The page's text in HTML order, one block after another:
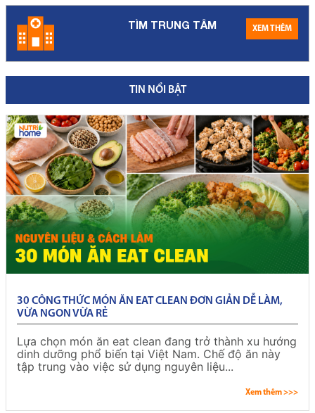
TÌM TRUNG TÂM XEM THÊM
TIN NỔI BẬT
30 CÔNG THỨC MÓN ĂN EAT CLEAN ĐƠN GIẢN DỄ LÀM,
VỪA NGON VỪA RẺ
Lựa chọn món ăn eat clean đang trở thành xu hướng
dinh dưỡng phổ biến tại Việt Nam. Chế độ ăn này
tập trung vào việc sử dụng nguyên liệu...
Xem thêm >>>